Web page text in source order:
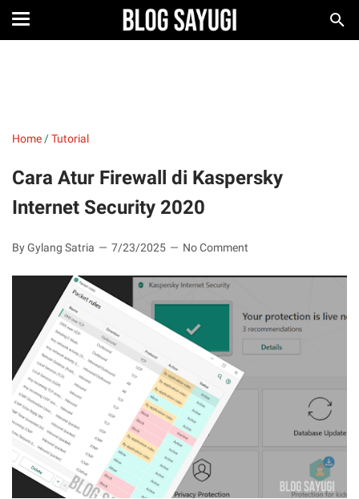
Home /Tutorial
Cara Atur Firewall di Kaspersky
Internet Security 2020
By Gylang Satria 7/23/2025 No Comment